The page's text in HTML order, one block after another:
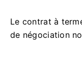
Le contrat à
de négociation